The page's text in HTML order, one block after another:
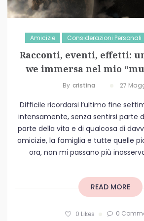
Amicizie Considerazioni Personali
Racconti, eventi, effetti:
we immersa nel mio
By Cristina 27
Difficile ricordarsi l’ultimo fine
intensamente, senza sentirsi parte
parte della vita e di qualcosa di
amicizie, la famiglia e tutte quelle
ora, non mi passano più
READ MORE
0 Likes 0